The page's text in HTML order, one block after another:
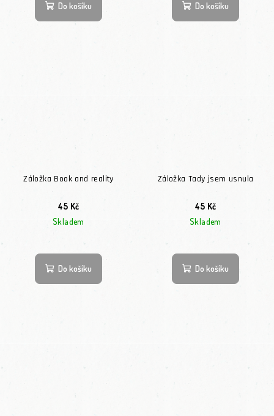
Do košíku Do košíku
Záložka Book and reality
45 Kč
Skladem
Do košíku
Záložka Tady jsem usnula
45 Kč
Skladem
Do košíku